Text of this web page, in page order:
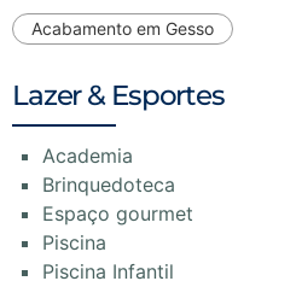
Acabamento em Gesso
Lazer & Esportes
Academia
Brinquedoteca
Espaço gourmet
Piscina
Piscina Infantil